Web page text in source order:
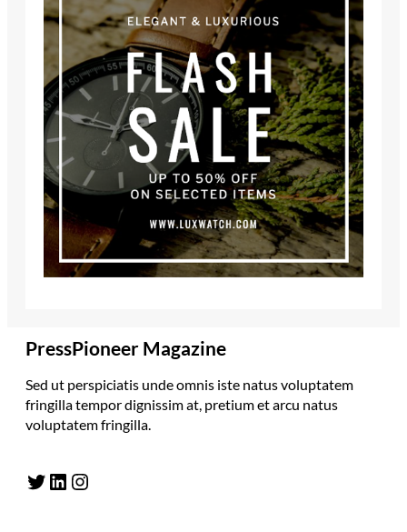
PressPioneer Magazine
Sed ut perspiciatis unde omnis iste natus voluptatem
fringilla tempor dignissim at, pretium et arcu natus
voluptatem fringilla.
Twitter LinkedIn Instagram